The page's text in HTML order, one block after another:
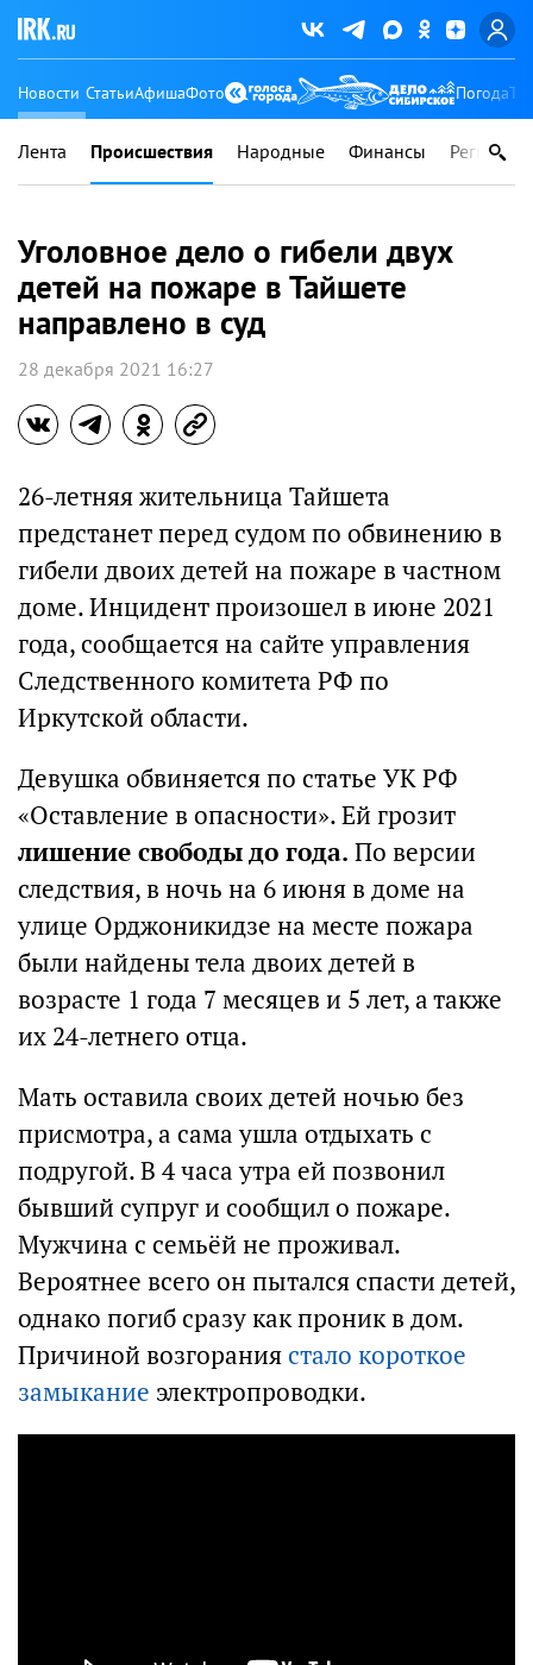
Новости СтатьиАфишаФото Погода
Лента Происшествия Народные Финансы Регионы
Уголовное дело о гибели двух
детей на пожаре в Тайшете
направлено в суд
28 декабря 2021 16:27
26-летняя жительница Тайшета
предстанет перед судом по обвинению в
гибели двоих детей на пожаре в частном
доме. Инцидент произошел в июне 2021
года, сообщается на сайте управления
Следственного комитета РФ по
Иркутской области.
Девушка обвиняется по статье УК РФ
«Оставление в опасности». Ей грозит
лишение свободы до года. По версии
следствия, в ночь на 6 июня в доме на
улице Орджоникидзе на месте пожара
были найдены тела двоих детей в
возрасте 1 года 7 месяцев и 5 лет, а также
их 24-летнего отца.
Мать оставила своих детей ночью без
присмотра, а сама ушла отдыхать с
подругой. В 4 часа утра ей позвонил
бывший супруг и сообщил о пожаре.
Мужчина с семьёй не проживал.
Вероятнее всего он пытался спасти детей,
однако погиб сразу как проник в дом.
Причиной возгораниястало короткое
замыкание электропроводки.